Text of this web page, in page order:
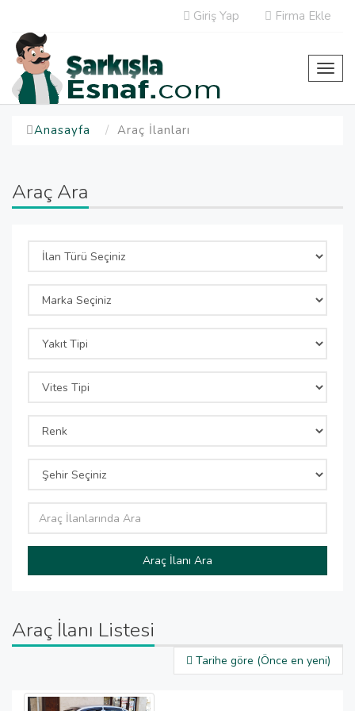
Giriş Yap Firma Ekle
Anasayfa Araç İlanları
Araç Ara
Araç İlanı Ara
Araç İlanı Listesi
Tarihe göre (Önce en yeni)